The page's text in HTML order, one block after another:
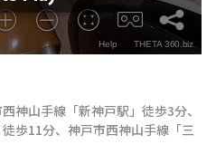
神山手線 「新神戸駅 」 徒歩3分、
徒歩11分、 神戸市西神山手線 「三